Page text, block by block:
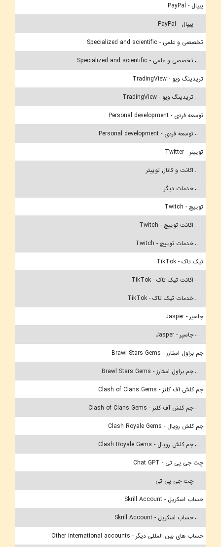
پیپال - PayPal
پیپال - PayPal
تخصصی و علمی - Specialized and scientific
تخصصی و علمی - Specialized and scientific
تریدینگ ویو - TradingView
تریدینگ ویو - TradingView
توسعه فردی - Personal development
توسعه فردی - Personal development
توییتر - Twitter
اکانت و کانال توییتر
خدمات دیگر
توییچ - Twitch
اکانت توییچ - Twitch
خدمات توییچ - Twitch
تیک تاک - TikTok
اکانت تیک تاک - TikTok
خدمات تیک تاک - TikTok
جاسپر - Jasper
جاسپر - Jasper
جم براول استارز - Brawl Stars Gems
جم براول استارز - Brawl Stars Gems
جم کلش آف کلنز - Clash of Clans Gems
جم کلش آف کلنز - Clash of Clans Gems
جم کلش رویال - Clash Royale Gems
جم کلش رویال - Clash Royale Gems
چت جی پی تی - Chat GPT
چت جی پی تی
حساب اسکریل - Skrill Account
حساب اسکریل - Skrill Account
حساب های بین المللی دیگر - Other international accounts